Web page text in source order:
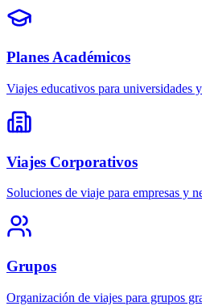
Planes Académicos
Viajes educativos para universidades
Viajes Corporativos
Soluciones de viaje para empresas y
Grupos
Organización de viajes para grupos